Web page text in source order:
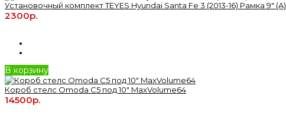
Установочный комплект TEYES Hyundai Santa Fe 3 (2013-16) Рамка 9" (A)
2300р.
В корзину
Короб стелс Omoda C5 под 10" MaxVolume64
14500р.